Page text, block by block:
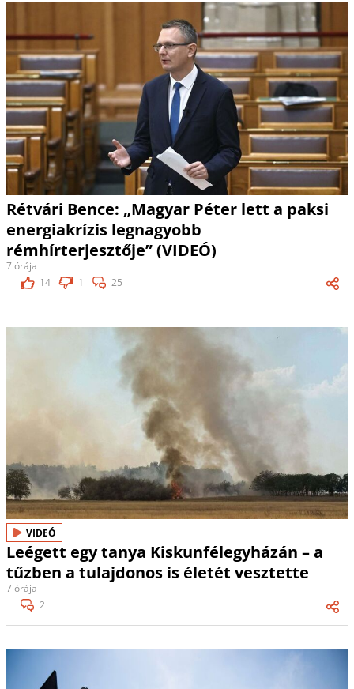
Rétvári Bence: „Magyar Péter lett a paksi
energiakrízis legnagyobb
rémhírterjesztője” (VIDEÓ)
7 órája
14
1 25
VIDEÓ
Leégett egy tanya Kiskunfélegyházán – a
tűzben a tulajdonos is életét vesztette
7 órája
2